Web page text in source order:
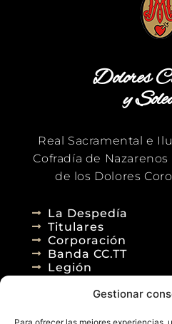
Gestionar
Dolores
y
Real Sacramental e
Cofradía de
de los Dolores
La Despedía
Titulares
Corporación
Banda CC.TT
Legión
Agenda
Blog